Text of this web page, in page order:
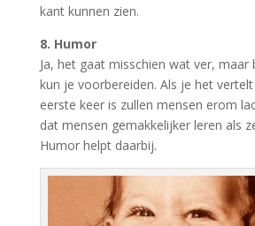
kant kunnen zien.
8. Humor
Ja, het gaat misschien wat ver, maar
kun je voorbereiden. Als je het
eerste keer is zullen mensen erom
dat mensen gemakkelijker leren als
Humor helpt daarbij.